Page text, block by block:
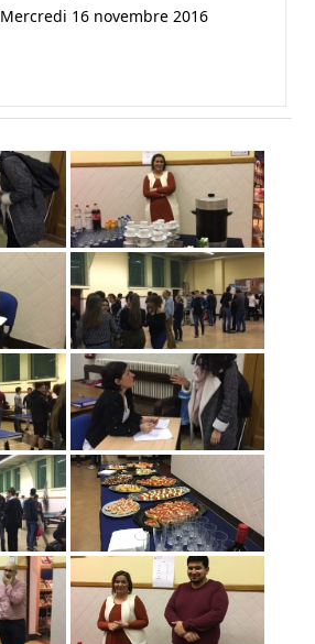
Mercredi 16 novembre 2016